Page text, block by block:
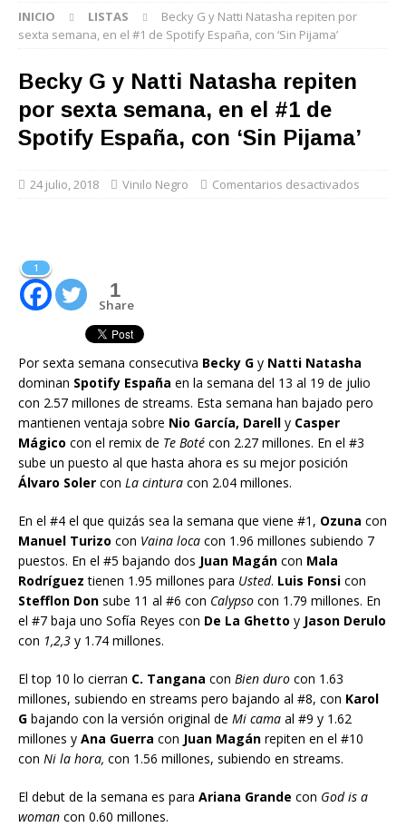
INICIO LISTAS
Becky G y Natti Natasha repiten por
sexta semana, en el #1 de Spotify España, con ‘Sin Pijama’
Becky G y Natti Natasha repiten
por sexta semana, en el #1 de
Spotify España, con ‘Sin Pijama’
24 julio, 2018 Vinilo Negro Comentarios desactivados
1
1
Share
Por sexta semana consecutiva Becky G y Natti Natasha
dominan Spotify España en la semana del 13 al 19 de julio
con 2.57 millones de streams. Esta semana han bajado pero
mantienen ventaja sobre Nio García, Darell y Casper
Mágico con el remix de Te Boté con 2.27 millones. En el #3
sube un puesto al que hasta ahora es su mejor posición
Álvaro Soler con La cintura con 2.04 millones.
En el #4 el que quizás sea la semana que viene #1, Ozuna con
Manuel Turizo con Vaina loca con 1.96 millones subiendo 7
puestos. En el #5 bajando dos Juan Magán con Mala
Rodríguez tienen 1.95 millones para Usted. Luis Fonsi con
Stefflon Don sube 11 al #6 con Calypso con 1.79 millones. En
el #7 baja uno Sofía Reyes con De La Ghetto y Jason Derulo
con 1,2,3 y 1.74 millones.
El top 10 lo cierran C. Tangana con Bien duro con 1.63
millones, subiendo en streams pero bajando al #8, con Karol
G bajando con la versión original de Mi cama al #9 y 1.62
millones y Ana Guerra con Juan Magán repiten en el #10
con Ni la hora, con 1.56 millones, subiendo en streams.
El debut de la semana es para Ariana Grande con God is a
woman con 0.60 millones.